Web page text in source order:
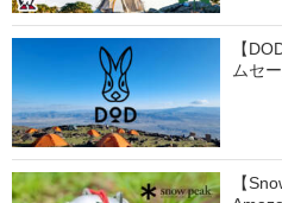
【
ムセ
【